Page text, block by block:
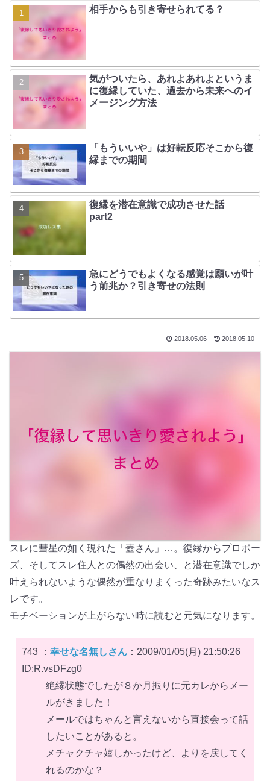
相手からも引き寄せられてる？
気がついたら、あれよあれよというま
に復縁していた、過去から未来へのイ
メージング方法
「もういいや」は好転反応そこから復
縁までの期間
復縁を潜在意識で成功させた話
part2
急にどうでもよくなる感覚は願いが叶
う前兆か？引き寄せの法則
2018.05.06 2018.05.10
スレに彗星の如く現れた「壺さん」…。復縁からプロポー
ズ、そしてスレ住人との偶然の出会い、と潜在意識でしか
叶えられないような偶然が重なりまくった奇跡みたいなス
レです。
モチベーションが上がらない時に読むと元気になります。
743 ： 幸せな名無しさん ：2009/01/05(月) 21:50:26
ID:R.vsDFzg0
絶縁状態でしたが８か月振りに元カレからメー
ルがきました！
メールではちゃんと言えないから直接会って話
したいことがあると。
メチャクチャ嬉しかったけど、よりを戻してく
れるのかな？